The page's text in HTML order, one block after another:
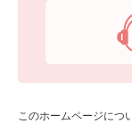
このホームページにつ